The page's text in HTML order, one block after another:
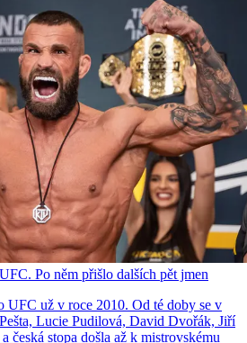
Po něm přišlo dalších pět jmen
UFC už v roce 2010. Od té doby se v
Lucie Pudilová, David Dvořák, Jiří
česká stopa došla až k mistrovskému